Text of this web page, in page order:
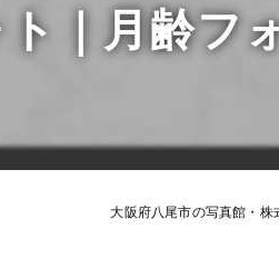
よち
｜月齢フ
大阪府八尾市の写真館・株